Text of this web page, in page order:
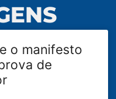
o manifesto
de